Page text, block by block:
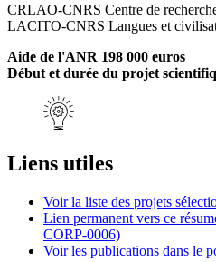
CRLAO-CNRS Centre de
LACITO-CNRS Langues et
Aide de l'ANR 198 000 euros
Début et durée du projet
Liens utiles
Voir la liste des projets
Lien permanent vers ce
CORP-0006)
Voir les publications dans le